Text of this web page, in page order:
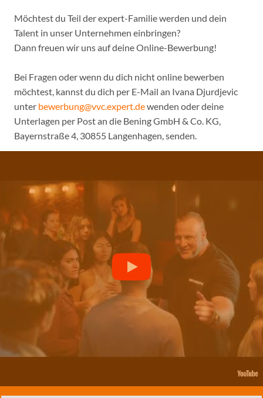
Möchtest du Teil der expert-Familie werden und dein
Talent in unser Unternehmen einbringen?
Dann freuen wir uns auf deine Online-Bewerbung!
Bei Fragen oder wenn du dich nicht online bewerben
möchtest, kannst du dich per E-Mail an Ivana Djurdjevic
unter bewerbung@vvc.expert.dewenden oder deine
Unterlagen per Post an die Bening GmbH & Co. KG,
Bayernstraße 4, 30855 Langenhagen, senden.